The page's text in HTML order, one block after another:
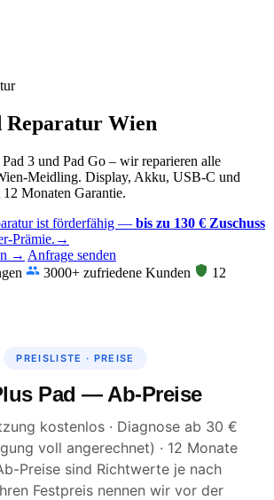
Reparatur Wien
3 und Pad Go – wir reparieren alle
Meidling. Display, Akku, USB-C und
Monaten Garantie.
ist förderfähig — bis zu 130 € Zuschuss
Prämie. →
→ Anfrage senden
3000+ zufriedene Kunden
12
PREISLISTE · PREISE
Pad — Ab-Preise
kostenlos · Diagnose ab 30 €
voll angerechnet) · 12 Monate
Preise sind Richtwerte je nach
Festpreis nennen wir vor der